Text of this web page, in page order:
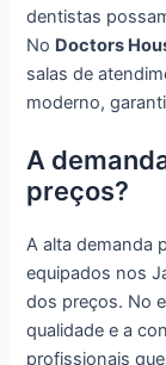
dentistas
No Doctors
salas de
moderno,
A
preços?
A alta demanda
equipados nos
dos preços. No
qualidade e a
profissionais